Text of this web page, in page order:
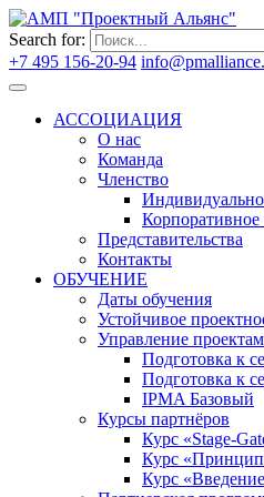
Search for:
+7 495 156-20-94
АССОЦИАЦИЯ
О нас
Команда
Членство
Корпоративное
Представительства
Контакты
ОБУЧЕНИЕ
Даты обучения
Устойчивое
Управление
Подготовка к
Подготовка к
IPMA Базовый
Курсы партнёров
Курс «Stage-
Курс
Курс